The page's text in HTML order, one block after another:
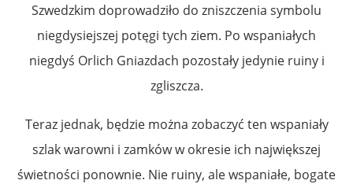
Szwedzkim doprowadziło do zniszczenia symbolu
niegdysiejszej potęgi tych ziem. Po wspaniałych
niegdyś Orlich Gniazdach pozostały jedynie ruiny i
zgliszcza.
Teraz jednak, będzie można zobaczyć ten wspaniały
szlak warowni i zamków w okresie ich największej
świetności ponownie. Nie ruiny, ale wspaniałe, bogate